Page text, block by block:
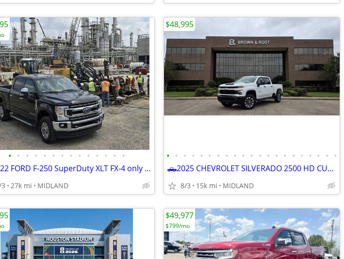
• • • • • • • • • • • • • •
🛻2022 FORD F-250 SuperDuty XLT FX-4 only 26k miles *BEST DEAL ZERO GAMES *☎
27k mi MIDLAND
• • • • • • • • • • • • • • • • • • • • •
🛻2025 CHEVROLET SILVERADO 2500 HD CUSTOM STRD BED 4x4
8/3 15k mi MIDLAND
$48,995
$49,977
$799/mo